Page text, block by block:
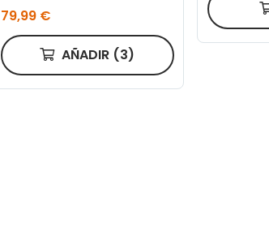
79,99 €
AÑADIR (3)